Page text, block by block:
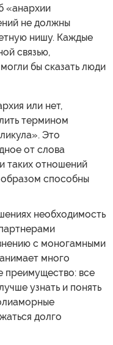
«анархии
не должны
нишу. Каждые
связью,
бы сказать люди
или нет,
термином
Это
от слова
таких отношений
образом способны
необходимость
с моногамными
много
преимущество: все
узнать и понять
долго